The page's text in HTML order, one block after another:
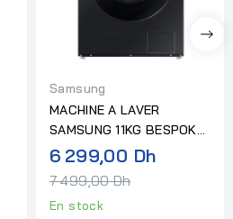
Samsung
MACHINE A LAVER
SAMSUNG 11KG BESPOKE
1400T ECOBUBBLE INOX
6 299,00 DhPrix
7 499,00 Dh
En stock